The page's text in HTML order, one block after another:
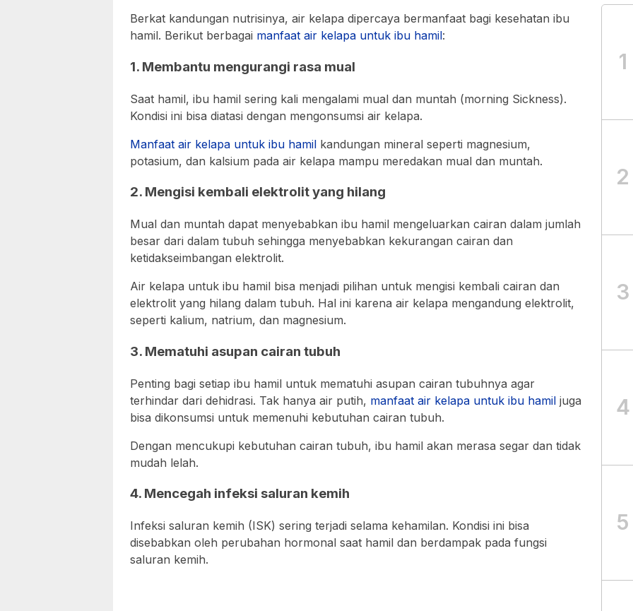
Berkat kandungan nutrisinya, air kelapa dipercaya bermanfaat bagi kesehatan ibu
hamil. Berikut berbagai manfaat air kelapa untuk ibu hamil:
1. Membantu mengurangi rasa mual
Saat hamil, ibu hamil sering kali mengalami mual dan muntah (morning Sickness).
Kondisi ini bisa diatasi dengan mengonsumsi air kelapa.
Manfaat air kelapa untuk ibu hamil kandungan mineral seperti magnesium,
potasium, dan kalsium pada air kelapa mampu meredakan mual dan muntah.
2. Mengisi kembali elektrolit yang hilang
Mual dan muntah dapat menyebabkan ibu hamil mengeluarkan cairan dalam jumlah
besar dari dalam tubuh sehingga menyebabkan kekurangan cairan dan
ketidakseimbangan elektrolit.
Air kelapa untuk ibu hamil bisa menjadi pilihan untuk mengisi kembali cairan dan
elektrolit yang hilang dalam tubuh. Hal ini karena air kelapa mengandung elektrolit,
seperti kalium, natrium, dan magnesium.
3. Mematuhi asupan cairan tubuh
Penting bagi setiap ibu hamil untuk mematuhi asupan cairan tubuhnya agar
terhindar dari dehidrasi. Tak hanya air putih, manfaat air kelapa untuk ibu hamil juga
bisa dikonsumsi untuk memenuhi kebutuhan cairan tubuh.
Dengan mencukupi kebutuhan cairan tubuh, ibu hamil akan merasa segar dan tidak
mudah lelah.
4. Mencegah infeksi saluran kemih
Infeksi saluran kemih (ISK) sering terjadi selama kehamilan. Kondisi ini bisa
disebabkan oleh perubahan hormonal saat hamil dan berdampak pada fungsi
saluran kemih.
1
2
3
4
5